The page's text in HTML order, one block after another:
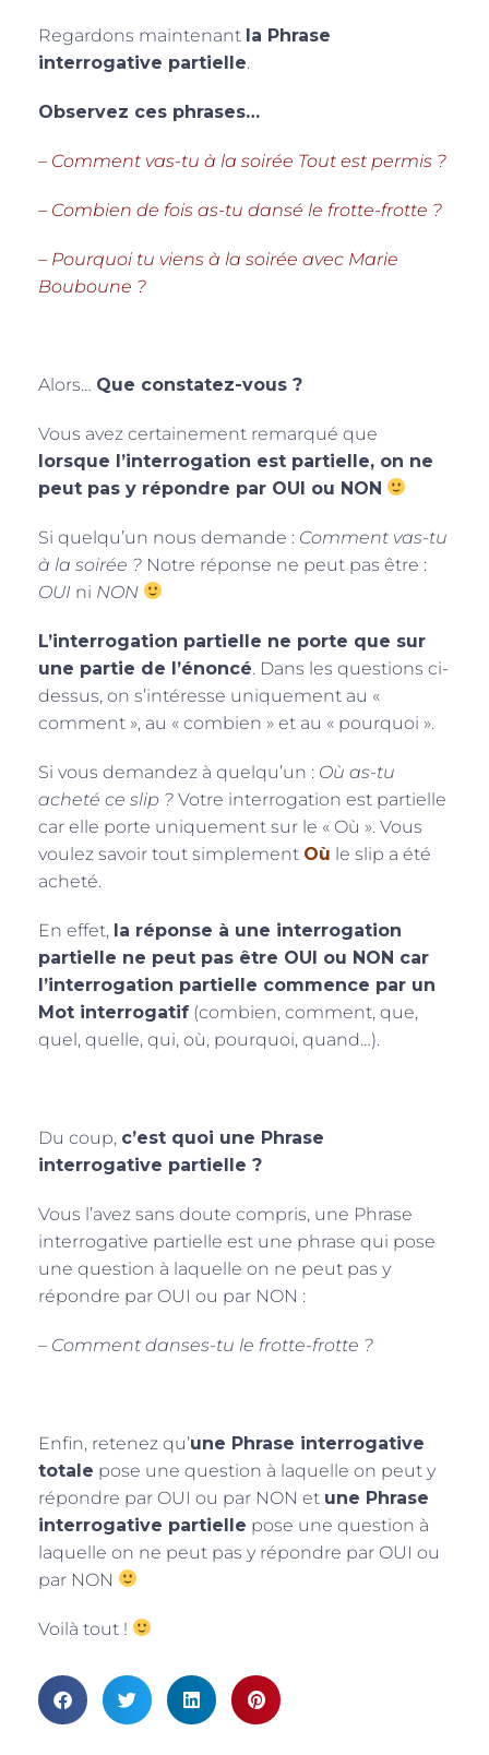
Regardons maintenant la Phrase
interrogative partielle.
Observez ces phrases…
– Comment vas-tu à la soirée Tout est permis ?
– Combien de fois as-tu dansé le frotte-frotte ?
– Pourquoi tu viens à la soirée avec Marie
Bouboune ?
Alors… Que constatez-vous ?
Vous avez certainement remarqué que
lorsque l’interrogation est partielle, on ne
peut pas y répondre par OUI ou NON
Si quelqu’un nous demande : Comment vas-tu
à la soirée ? Notre réponse ne peut pas être :
OUI ni NON
L’interrogation partielle ne porte que sur
une partie de l’énoncé. Dans les questions ci-
dessus, on s’intéresse uniquement au «
comment », au « combien » et au « pourquoi ».
Si vous demandez à quelqu’un : Où as-tu
acheté ce slip ? Votre interrogation est partielle
car elle porte uniquement sur le « Où ». Vous
voulez savoir tout simplement Où le slip a été
acheté.
En effet, la réponse à une interrogation
partielle ne peut pas être OUI ou NON car
l’interrogation partielle commence par un
Mot interrogatif (combien, comment, que,
quel, quelle, qui, où, pourquoi, quand…).
Du coup, c’est quoi une Phrase
interrogative partielle ?
Vous l’avez sans doute compris, une Phrase
interrogative partielle est une phrase qui pose
une question à laquelle on ne peut pas y
répondre par OUI ou par NON :
– Comment danses-tu le frotte-frotte ?
Enfin, retenez qu’une Phrase interrogative
totale pose une question à laquelle on peut y
répondre par OUI ou par NON et une Phrase
interrogative partielle pose une question à
laquelle on ne peut pas y répondre par OUI ou
par NON
Voilà tout !